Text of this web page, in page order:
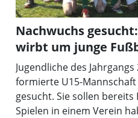
Nachwuchs
wirbt um junge
Jugendliche des
formierte U15-Mannschaft
gesucht. Sie sollen
Spielen in einem Verein